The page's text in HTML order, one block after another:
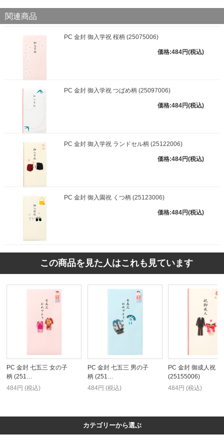
関連商品
PC 金封 御入学祝 桜柄 (25075006)
価格:484円(税込)
PC 金封 御入学祝 つばめ柄 (25097006)
価格:484円(税込)
PC 金封 御入学祝 ランドセル柄 (25122006)
価格:484円(税込)
PC 金封 御入園祝 くつ柄 (25123006)
価格:484円(税込)
この商品を見た人はこれも見ています
PC 金封 七五三 女の子
柄 (251…
484円 (税込)
PC 金封 七五三 男の子
柄 (251…
484円 (税込)
PC 金封 御成人祝
(25155006)
484円 (税込)
カテゴリーから選ぶ